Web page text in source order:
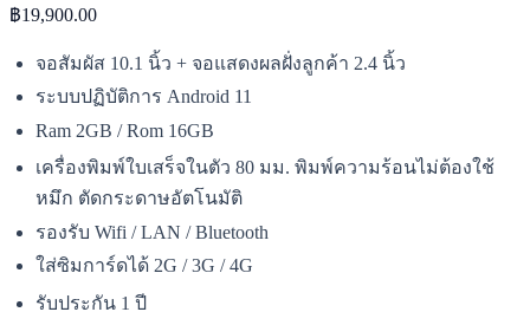
฿19,900.00
จอสัมผัส 10.1 นิ้ว + จอแสดงผลฝั่งลูกค้า 2.4 นิ้ว
ระบบปฏิบัติการ Android 11
Ram 2GB / Rom 16GB
เครื่องพิมพ์ใบเสร็จในตัว 80 มม. พิมพ์ความร้อนไม่ต้องใช้
หมึก ตัดกระดาษอัตโนมัติ
รองรับ Wifi / LAN / Bluetooth
ใส่ซิมการ์ดได้ 2G / 3G / 4G
รับประกัน 1 ปี